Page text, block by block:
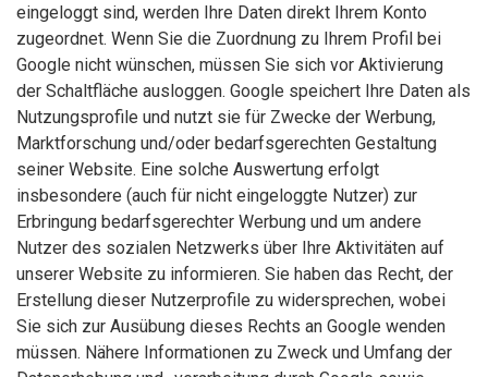
eingeloggt sind, werden Ihre Daten direkt Ihrem Konto
zugeordnet. Wenn Sie die Zuordnung zu Ihrem Profil bei
Google nicht wünschen, müssen Sie sich vor Aktivierung
der Schaltfläche ausloggen. Google speichert Ihre Daten als
Nutzungsprofile und nutzt sie für Zwecke der Werbung,
Marktforschung und/oder bedarfsgerechten Gestaltung
seiner Website. Eine solche Auswertung erfolgt
insbesondere (auch für nicht eingeloggte Nutzer) zur
Erbringung bedarfsgerechter Werbung und um andere
Nutzer des sozialen Netzwerks über Ihre Aktivitäten auf
unserer Website zu informieren. Sie haben das Recht, der
Erstellung dieser Nutzerprofile zu widersprechen, wobei
Sie sich zur Ausübung dieses Rechts an Google wenden
müssen. Nähere Informationen zu Zweck und Umfang der